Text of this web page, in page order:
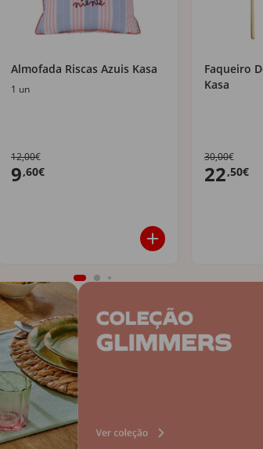
Almofada Riscas Azuis Kasa
1 un
12,00€
9,60€
Faqueiro
Kasa
30,00€
22,50€